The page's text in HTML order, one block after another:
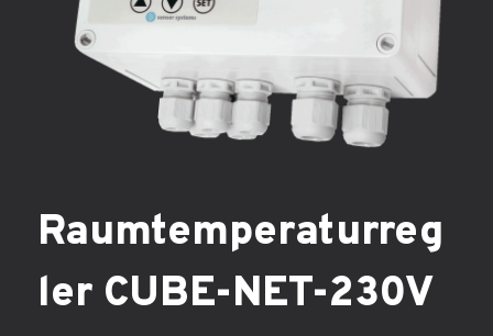
Raumtemperaturreg
ler CUBE-NET-230V